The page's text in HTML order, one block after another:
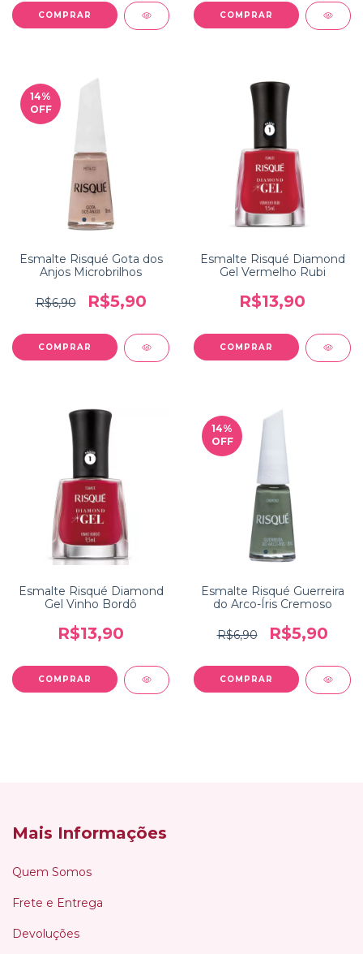
14%
OFF
Esmalte Risqué Gota dos
Anjos Microbrilhos
R$6,90 R$5,90
Esmalte Risqué Diamond
Gel Vermelho Rubi
R$13,90
Esmalte Risqué Diamond
Gel Vinho Bordô
R$13,90
14%
OFF
Esmalte Risqué Guerreira
do Arco-Íris Cremoso
R$6,90 R$5,90
Mais Informações
Quem Somos
Frete e Entrega
Devoluções